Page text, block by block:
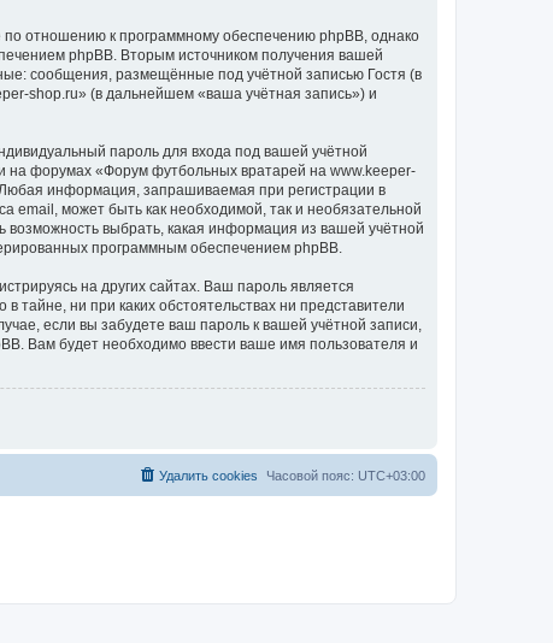
отношению к программному обеспечению phpBB, однако
phpBB. Вторым источником получения вашей
сообщения, размещённые под учётной записью Гостя (в
shop.ru» (в дальнейшем «ваша учётная запись») и
пароль для входа под вашей учётной
форумах «Форум футбольных вратарей на www.keeper-
информация, запрашиваемая при регистрации в
может быть как необходимой, так и необязательной
выбрать, какая информация из вашей учётной
программным обеспечением phpBB.
на других сайтах. Ваш пароль является
тайне, ни при каких обстоятельствах ни представители
если вы забудете ваш пароль к вашей учётной записи,
Вам будет необходимо ввести ваше имя пользователя и
Часовой пояс: UTC+03:00
Удалить cookies